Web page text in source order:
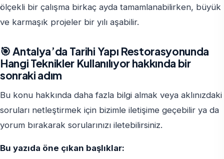
ölçekli bir çalışma birkaç ayda tamamlanabilirken, büyük
ve karmaşık projeler bir yılı aşabilir.
🎯 Antalya’da Tarihi Yapı Restorasyonunda
Hangi Teknikler Kullanılıyor hakkında bir
sonraki adım
Bu konu hakkında daha fazla bilgi almak veya aklınızdaki
soruları netleştirmek için bizimle iletişime geçebilir ya da
yorum bırakarak sorularınızı iletebilirsiniz.
Bu yazıda öne çıkan başlıklar: